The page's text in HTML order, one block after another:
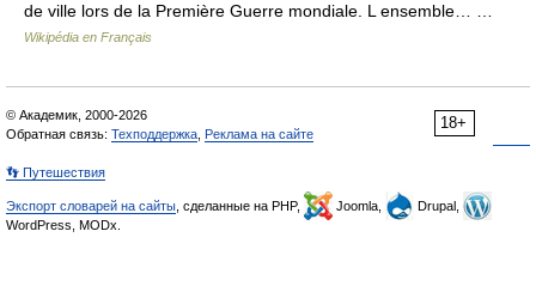
de ville lors de la Première Guerre mondiale. L ensemble… …
Wikipédia en Français
18+
© Академик, 2000-2026
Обратная связь: Техподдержка Реклама на сайте
👣 Путешествия
Экспорт словарей на сайты , сделанные на PHP, Joomla,
Drupal,
WordPress, MODx.